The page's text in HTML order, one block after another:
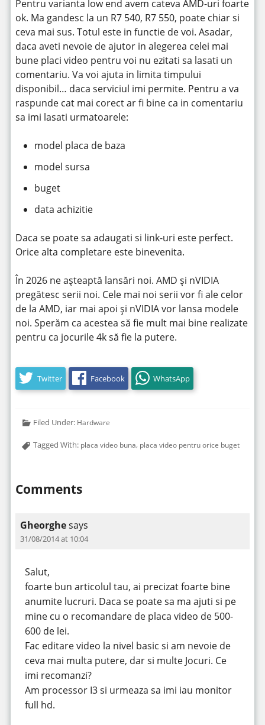
Pentru varianta low end avem cateva AMD-uri foarte
ok. Ma gandesc la un R7 540, R7 550, poate chiar si
ceva mai sus. Totul este in functie de voi. Asadar,
daca aveti nevoie de ajutor in alegerea celei mai
bune placi video pentru voi nu ezitati sa lasati un
comentariu. Va voi ajuta in limita timpului
disponibil… daca serviciul imi permite. Pentru a va
raspunde cat mai corect ar fi bine ca in comentariu
sa imi lasati urmatoarele:
model placa de baza
model sursa
buget
data achizitie
Daca se poate sa adaugati si link-uri este perfect.
Orice alta completare este binevenita.
În 2026 ne așteaptă lansări noi. AMD și nVIDIA
pregătesc serii noi. Cele mai noi serii vor fi ale celor
de la AMD, iar mai apoi și nVIDIA vor lansa modele
noi. Sperăm ca acestea să fie mult mai bine realizate
pentru ca jocurile 4k să fie la putere.
Twitter Facebook WhatsApp
Filed Under: Hardware
Tagged With: placa video buna, placa video pentru orice buget
Comments
Gheorghesays
31/08/2014 at 10:04
Salut,
foarte bun articolul tau, ai precizat foarte bine
anumite lucruri. Daca se poate sa ma ajuti si pe
mine cu o recomandare de placa video de 500-
600 de lei.
Fac editare video la nivel basic si am nevoie de
ceva mai multa putere, dar si multe Jocuri. Ce
imi recomanzi?
Am processor I3 si urmeaza sa imi iau monitor
full hd.